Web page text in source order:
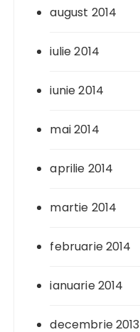
august 2014
iulie 2014
iunie 2014
mai 2014
aprilie 2014
martie 2014
februarie 2014
ianuarie 2014
decembrie 2013